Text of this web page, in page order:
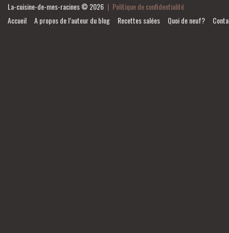
La-cuisine-de-mes-racines© 2026 | Politique de confidentialité
Accueil
A propos de l’auteur du blog Recettes salées Quoi de neuf?